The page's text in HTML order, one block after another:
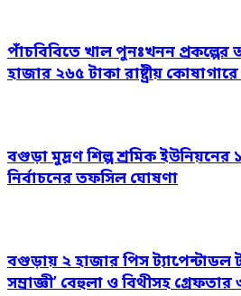
পাঁচবিবিতে খাল পুনঃখনন
হাজার ২৬৫ টাকা রাষ্ট্রীয়
বগুড়া মুদ্রণ শিল্প শ্রমিক ইউনিয়নের
নির্বাচনের তফসিল ঘোষণা
বগুড়ায় ২ হাজার পিস ট্যাপেন্টাডল
সম্রাজ্ঞী’ বেহুলা ও বিথীসহ গ্রেফতার